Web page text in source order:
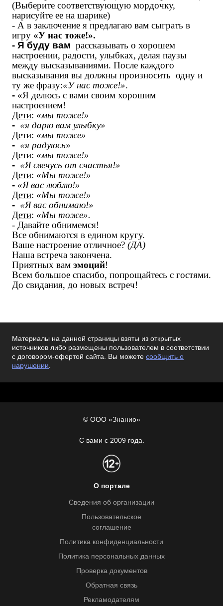
(Выберите соответствующую мордочку,
нарисуйте ее на шарике)
- А в заключение я предлагаю вам сыграть в
игру «У нас тоже!».
- Я буду вам рассказывать о хорошем
настроении, радости, улыбках, делая паузы
между высказываниями. После каждого
высказывания вы должны произносить одну и
ту же фразу:«У нас тоже!».
- «Я делюсь с вами своим хорошим
настроением!
Дети: «мы тоже!»
- «я дарю вам улыбку»
Дети: «мы тоже»
- «я радуюсь»
Дети: «мы тоже!»
- «Я свечусь от счастья!»
Дети: «Мы тоже!»
- «Я вас люблю!»
Дети: «Мы тоже!»
- «Я вас обнимаю!»
Дети: «Мы тоже».
- Давайте обнимемся!
Все обнимаются в едином кругу.
Ваше настроение отличное? (ДА)
Наша встреча закончена.
Приятных вам эмоций!
Всем большое спасибо, попрощайтесь с гостями.
До свидания, до новых встреч!
Материалы на данной страницы взяты из открытых
источников либо размещены пользователем в соответствии
с договором-офертой сайта. Вы можете сообщить о
нарушении.
© ООО «Знанио»
С вами с 2009 года.
О портале
Сведения об организации
Пользовательское
соглашение
Политика конфиденциальности
Политика персональных данных
Проверка документов
Обратная связь
Рекламодателям